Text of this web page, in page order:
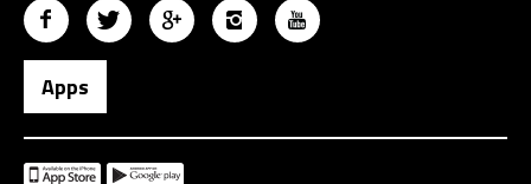
Apps